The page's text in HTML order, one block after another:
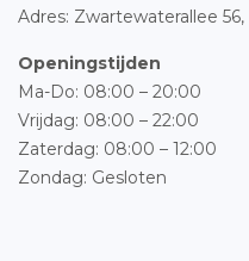
Adres: Zwartewaterallee 56,
Openingstijden
Ma-Do: 08:00 – 20:00
Vrijdag: 08:00 – 22:00
Zaterdag: 08:00 – 12:00
Zondag: Gesloten